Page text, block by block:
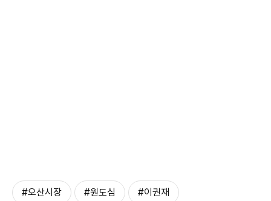
#오산시장 #원도심 #이권재